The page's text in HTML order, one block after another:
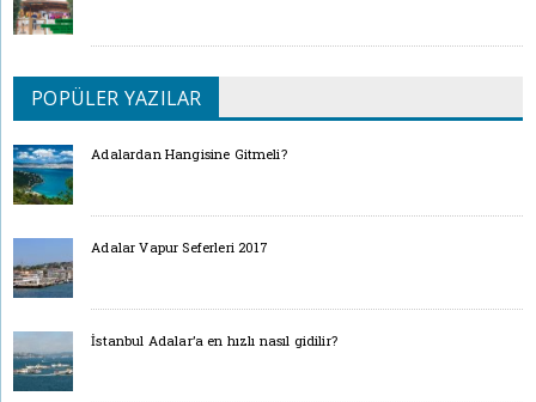
POPÜLER YAZILAR
Adalardan Hangisine Gitmeli?
Adalar Vapur Seferleri 2017
İstanbul Adalar’a en hızlı nasıl gidilir?